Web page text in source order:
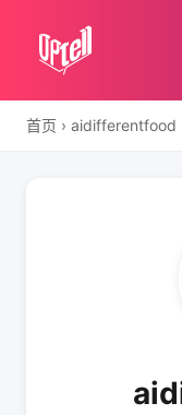
首页 › aidifferentfood